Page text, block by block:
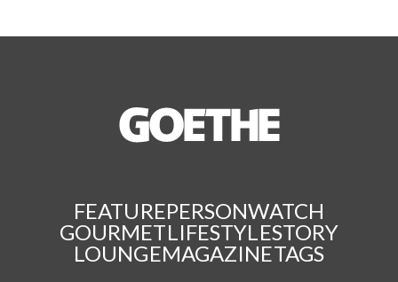
FEATUREPERSONWATCH
GOURMETLIFESTYLESTORY
LOUNGEMAGAZINETAGS